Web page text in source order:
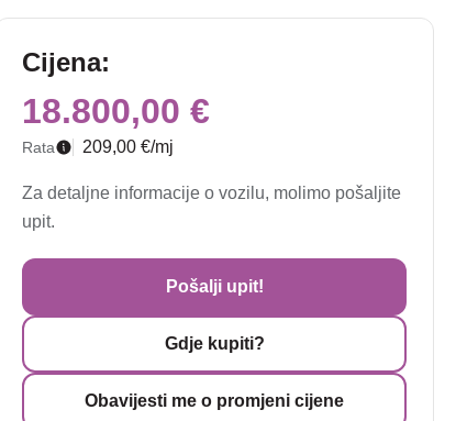
Cijena:
18.800,00 €
Rata 209,00 €/mj
Za detaljne informacije o vozilu, molimo pošaljite
upit.
Pošalji upit!
Gdje kupiti?
Obavijesti me o promjeni cijene